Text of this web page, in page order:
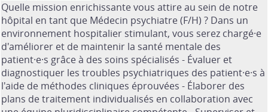
Quelle mission enrichissante vous attire au sein de notre
hôpital en tant que Médecin psychiatre (F/H) ? Dans un
environnement hospitalier stimulant, vous serez chargé·e
d'améliorer et de maintenir la santé mentale des
patient·e·s grâce à des soins spécialisés - Évaluer et
diagnostiquer les troubles psychiatriques des patient·e·s à
l'aide de méthodes cliniques éprouvées - Élaborer des
plans de traitement individualisés en collaboration avec